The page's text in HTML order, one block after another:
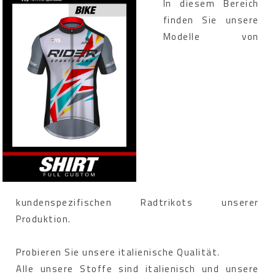
In diesem Bereich
finden Sie unsere
Modelle von
kundenspezifischen Radtrikots unserer
Produktion.
Probieren Sie unsere italienische Qualität.
Alle unsere Stoffe sind italienisch und unsere